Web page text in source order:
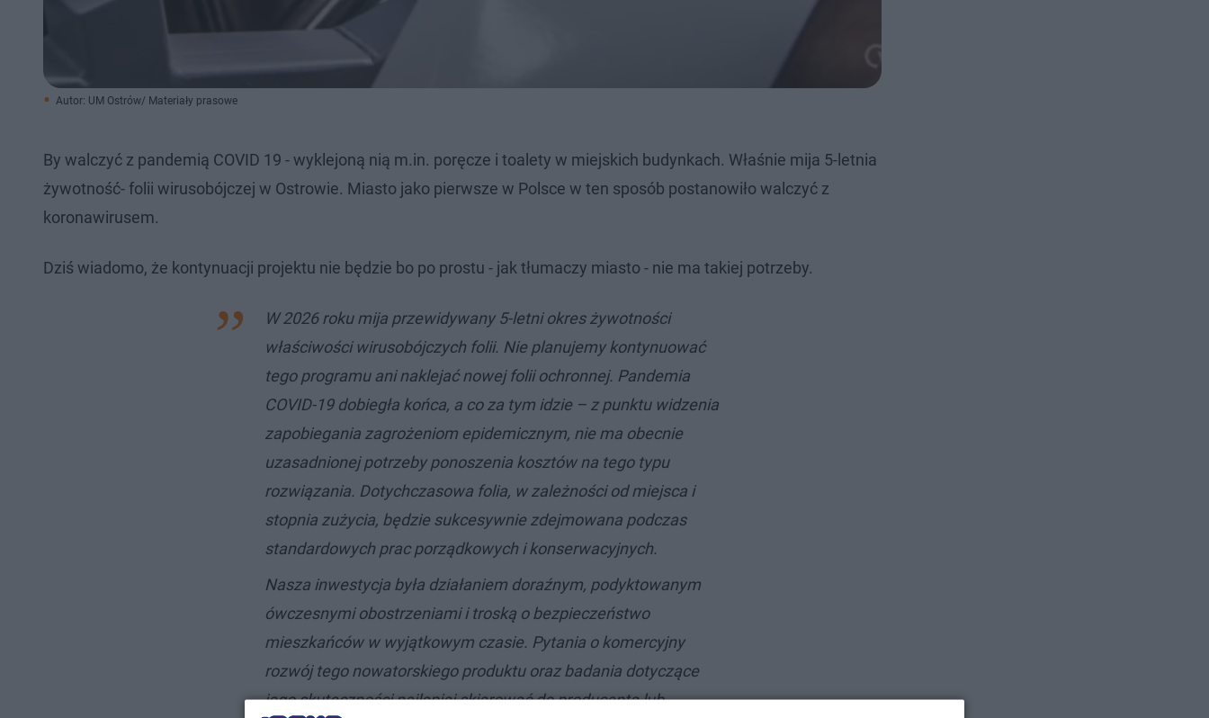
Autor: UM Ostrów/ Materiały prasowe
By walczyć z pandemią COVID 19 - wyklejoną nią m.in. poręcze i toalety w miejskich budynkach. Właśnie mija 5-letnia
żywotność- folii wirusobójczej w Ostrowie. Miasto jako pierwsze w Polsce w ten sposób postanowiło walczyć z
koronawirusem.
Dziś wiadomo, że kontynuacji projektu nie będzie bo po prostu - jak tłumaczy miasto - nie ma takiej potrzeby.
W 2026 roku mija przewidywany 5-letni okres żywotności
właściwości wirusobójczych folii. Nie planujemy kontynuować
tego programu ani naklejać nowej folii ochronnej. Pandemia
COVID-19 dobiegła końca, a co za tym idzie – z punktu widzenia
zapobiegania zagrożeniom epidemicznym, nie ma obecnie
uzasadnionej potrzeby ponoszenia kosztów na tego typu
rozwiązania. Dotychczasowa folia, w zależności od miejsca i
stopnia zużycia, będzie sukcesywnie zdejmowana podczas
standardowych prac porządkowych i konserwacyjnych.
Nasza inwestycja była działaniem doraźnym, podyktowanym
ówczesnymi obostrzeniami i troską o bezpieczeństwo
mieszkańców w wyjątkowym czasie. Pytania o komercyjny
rozwój tego nowatorskiego produktu oraz badania dotyczące
jego skuteczności najlepiej skierować do producenta lub